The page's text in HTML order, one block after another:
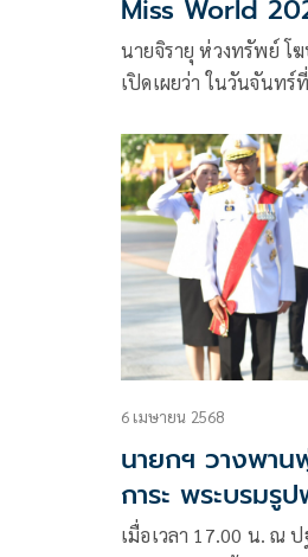
Miss World
นายจิรายุ ห่วงทรัพย์ โ
เปิดเผยว่า ในวันจันท
นางสาวสุชาตา ช่วงศรี
6 เมษายน 2568
นายกฯ วางพาน
การะ พระบรมรู
ยอดฟ้าจุฬาโลกม
เมื่อเวลา 17.00 น. ณ